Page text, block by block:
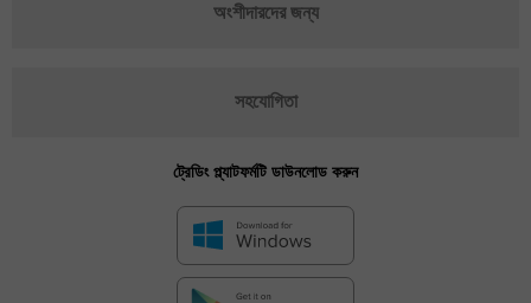
অংশীদারদের জন্য
সহযোগিতা
ট্রেডিং প্ল্যাটফর্মটি ডাউনলোড করুন